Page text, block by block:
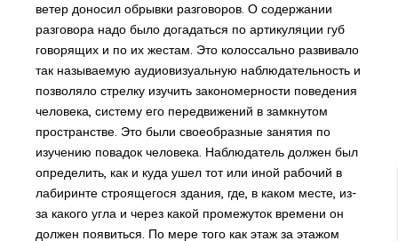
ветер доносил обрывки разговоров. О содержании
разговора надо было догадаться по артикуляции губ
говорящих и по их жестам. Это колоссально развивало
так называемую аудиовизуальную наблюдательность и
позволяло стрелку изучить закономерности поведения
человека, систему его передвижений в замкнутом
пространстве. Это были своеобразные занятия по
изучению повадок человека. Наблюдатель должен был
определить, как и куда ушел тот или иной рабочий в
лабиринте строящегося здания, где, в каком месте, из-
за какого угла и через какой промежуток времени он
должен появиться. По мере того как этаж за этажом